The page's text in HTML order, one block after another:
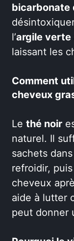
bicarbonate
l’argile verte
laissant les
Comment
cheveux
Le thé noir
naturel. Il
sachets
refroidir, puis
cheveux
aide à lutter
peut donner